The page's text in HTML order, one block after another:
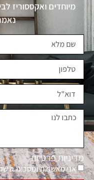
מיוחדים ואקססוריז
מדיניות פרטיות
אני מאשר.ת ומסכימ.ה